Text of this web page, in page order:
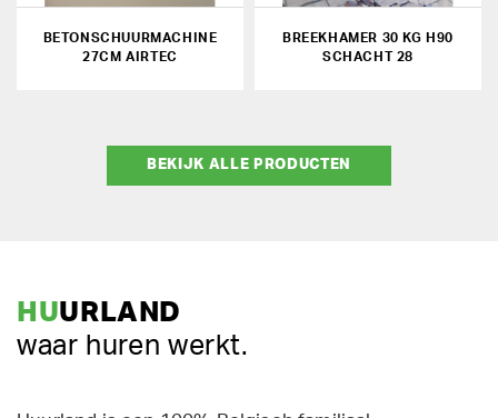
BETONSCHUURMACHINE
27CM AIRTEC
BREEKHAMER 30 KG H90
SCHACHT 28
BEKIJK ALLE PRODUCTEN
HUURLAND
waar huren werkt.